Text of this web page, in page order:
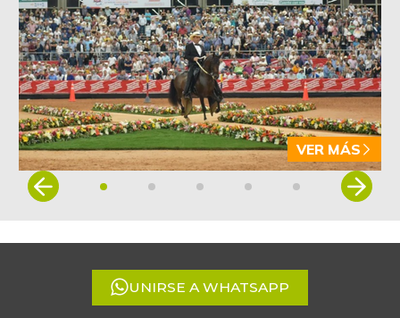
VER MÁS
Item
5
UNIRSE A WHATSAPP